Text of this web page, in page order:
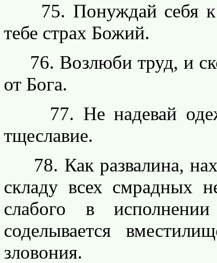
75. Понуждай себя к
тебе страх Божий.
76. Возлюби труд, и
от Бога.
77. Не надевай
тщеславие.
78. Как развалина,
складу всех смрадных
слабого в
соделывается
зловония.